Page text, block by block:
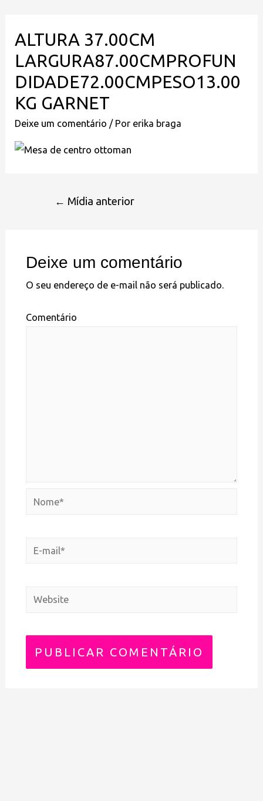
ALTURA 37.00CM
LARGURA87.00CMPROFUN
DIDADE72.00CMPESO13.00
KG GARNET
Deixe um comentário / Por erika braga
← Mídia anterior
Deixe um comentário
O seu endereço de e-mail não será publicado.
Comentário